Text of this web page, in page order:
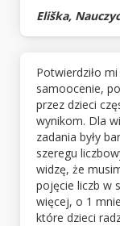
Eliška,
Potwierdziło
samoocenie,
przez dzieci
wynikom. Dla
zadania były
szeregu
widzę, że
pojęcie liczb w
więcej, o 1
które dzieci